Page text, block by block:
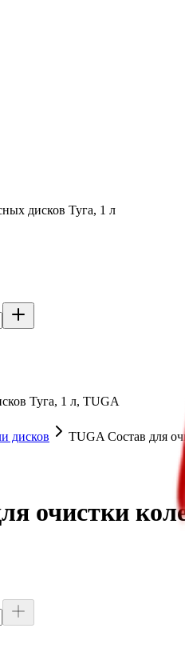
дисков Туга, 1 л
Туга, 1 л, TUGA
дисков
TUGA Состав для
очистки